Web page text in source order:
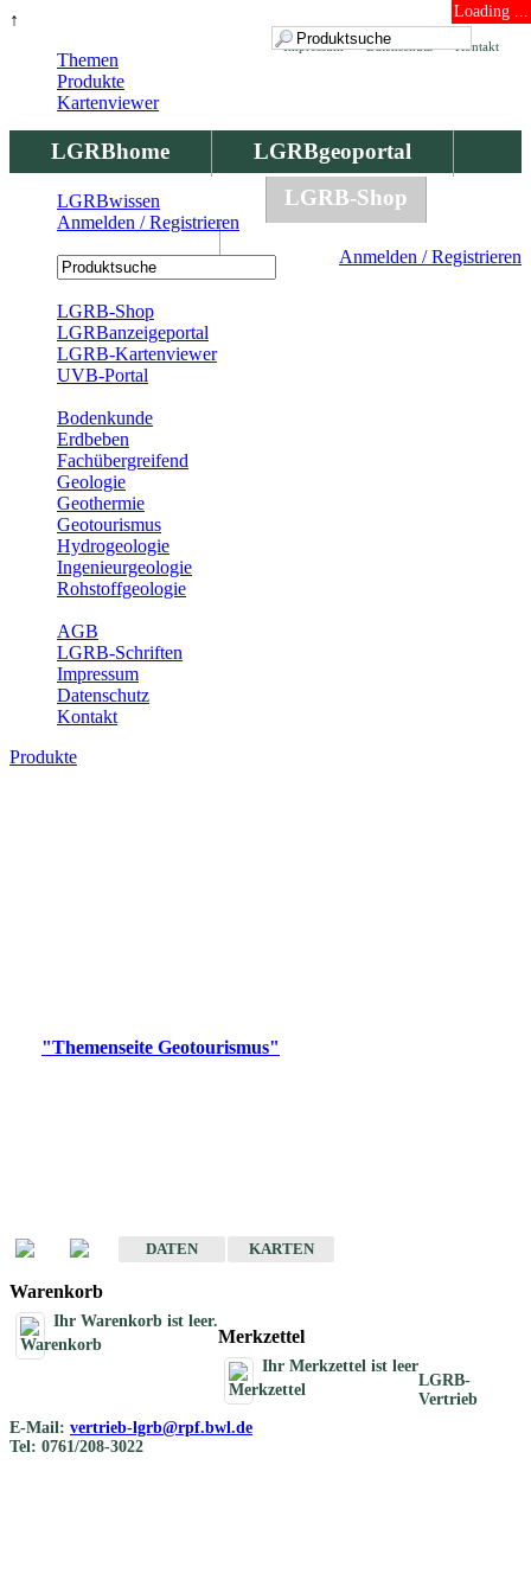
↑ Loading ...
Kontakt
Datenschutz
Impressum
LGRBhome
LGRBgeoportal
LGRBbohrungen
LGRB-Shop
Anmelden / Registrieren
Themen
Produkte
Kartenviewer
LGRBwissen
Anmelden / Registrieren
LGRB-Shop
LGRBanzeigeportal
LGRB-Kartenviewer
UVB-Portal
Bodenkunde
Erdbeben
Fachübergreifend
Geologie
Geothermie
Geotourismus
Hydrogeologie
Ingenieurgeologie
Rohstoffgeologie
AGB
LGRB-Schriften
Impressum
Datenschutz
Kontakt
Produkte
"Themenseite Geotourismus"
DATEN
KARTEN
Warenkorb
Ihr Warenkorb ist leer.
Merkzettel
Ihr Merkzettel ist leer
LGRB-
Vertrieb
E-Mail: vertrieb-lgrb@rpf.bwl.de
Tel: 0761/208-3022